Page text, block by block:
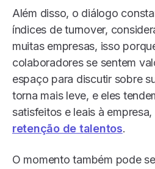
Além disso, o diálogo
índices de turnover,
muitas empresas, isso
colaboradores se sentem
espaço para discutir sobre
torna mais leve, e eles
satisfeitos e leais à
retenção de talentos.
O momento também pode